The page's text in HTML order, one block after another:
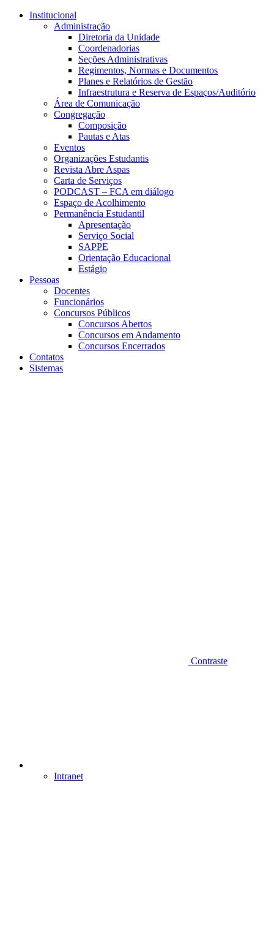
Conteúdo principal
Institucional
Administração
Diretoria da Unidade
Coordenadorias
Seções Administrativas
Regimentos, Normas e Documentos
Planes e Relatórios de Gestão
Infraestrutura e Reserva de Espaços/Auditório
Área de Comunicação
Congregação
Composição
Pautas e Atas
Eventos
Organizações Estudantis
Revista Abre Aspas
Carta de Serviços
PODCAST – FCA em diálogo
Espaço de Acolhimento
Permanência Estudantil
Apresentação
Serviço Social
SAPPE
Orientação Educacional
Estágio
Pessoas
Docentes
Funcionários
Concursos Públicos
Concursos Abertos
Concursos em Andamento
Concursos Encerrados
Contatos
Sistemas
Contraste
Intranet